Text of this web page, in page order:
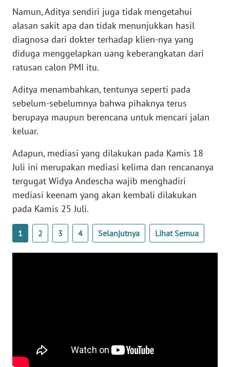
Namun, Aditya sendiri juga tidak mengetahui
alasan sakit apa dan tidak menunjukkan hasil
diagnosa dari dokter terhadap klien-nya yang
diduga menggelapkan uang keberangkatan dari
ratusan calon PMI itu.
Aditya menambahkan, tentunya seperti pada
sebelum-sebelumnya bahwa pihaknya terus
berupaya maupun berencana untuk mencari jalan
keluar.
Adapun, mediasi yang dilakukan pada Kamis 18
Juli ini merupakan mediasi kelima dan rencananya
tergugat Widya Andescha wajib menghadiri
mediasi keenam yang akan kembali dilakukan
pada Kamis 25 Juli.
1 2 3 4 Selanjutnya Lihat Semua
WN
PAPUA
WN
BARAT
WN
RIAU
WN
SERAMBI
WN
SULTRA
SULBAR